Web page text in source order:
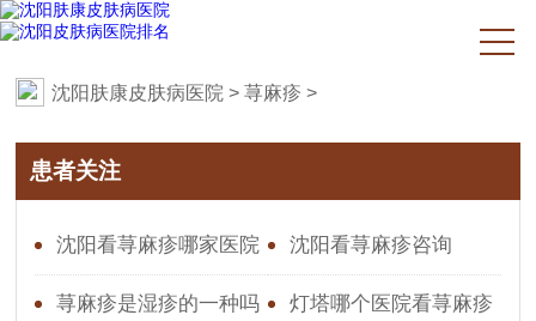
沈阳肤康皮肤病医院 >荨麻疹 >
患者关注
沈阳看荨麻疹哪家医院
好？专业推荐与就医指南
沈阳看荨麻疹咨询
荨麻疹是湿疹的一种吗 灯塔哪个医院看荨麻疹